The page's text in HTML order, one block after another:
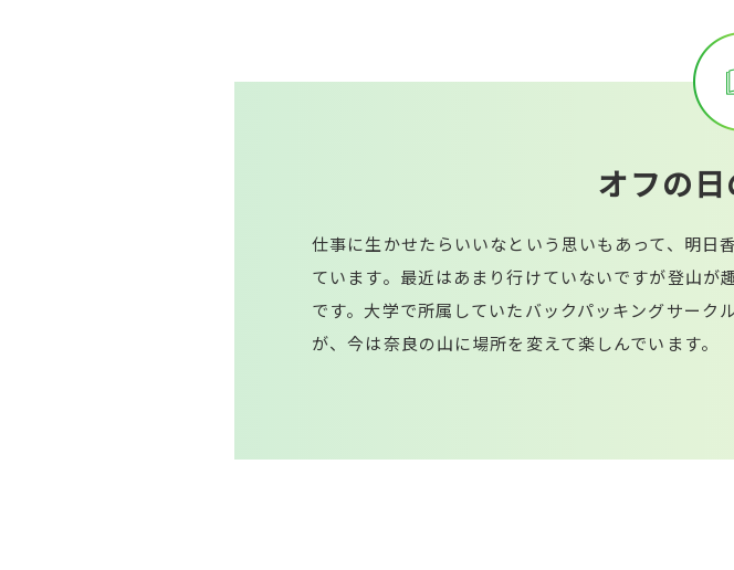
オフの日
仕事に生かせたらいいなという思いもあって、明日
ています。最近はあまり行けていないですが登山が
です。大学で所属していたバックパッキングサーク
が、今は奈良の山に場所を変えて楽しんでいます。